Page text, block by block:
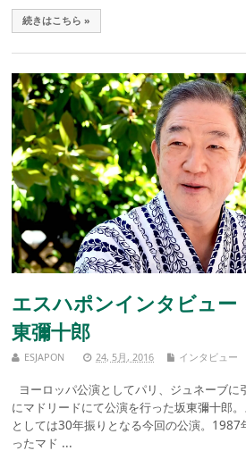
続きはこちら »
エスハポンインタビュー
東彌十郎
ESJAPON 24, 5月, 2016 インタビュー
ヨーロッパ公演としてパリ、ジュネーブ
にマドリードにて公演を行った坂東彌十郎
としては30年振りとなる今回の公演。1987
ったマド ...